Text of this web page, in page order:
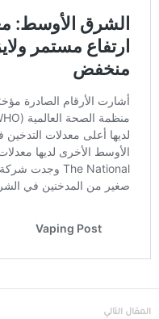
المقال التالي